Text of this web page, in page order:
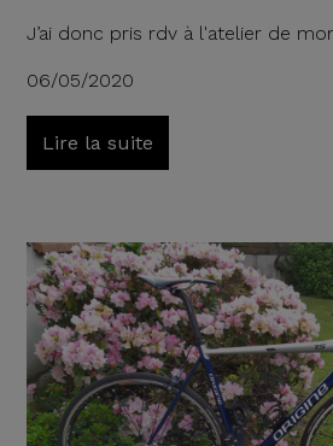
J’ai donc pris rdv à l'atelier de
06/05/2020
Lire la suite